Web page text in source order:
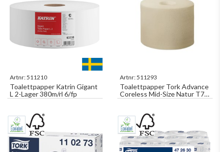
Artnr:511210
Toalettpapper Katrin Gigant
L 2-Lager 380m/rl 6/fp
Artnr:511293
Toalettpapper Tork Advance
Coreless Mid-Size Natur T7
2-Lager 94,3m/rl 24rl/fp